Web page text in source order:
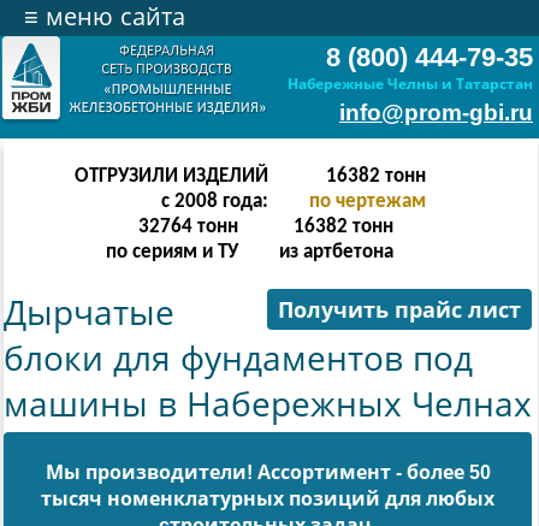
8 (800) 444-79-35
Набережные Челны и Татарстан
info@prom-gbi.ru
≡ меню сайта
ОТГРУЗИЛИ ИЗДЕЛИЙ
с 2008 года:
65534 тонн
по чертежам
131068 тонн
по сериям и ТУ
65534 тонн
из артбетона
Получить прайс лист
Дырчатые
блоки для фундаментов под
машины в Набережных Челнах
Мы производители! Ассортимент - более 50
тысяч номенклатурных позиций для любых